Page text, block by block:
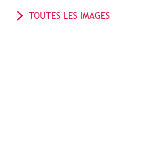
TOUTES LES IMAGES